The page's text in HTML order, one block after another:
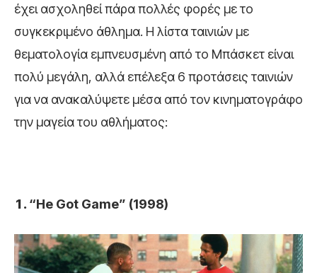
έχει ασχοληθεί πάρα πολλές φορές με το
συγκεκριμένο άθλημα. Η λίστα ταινιών με
θεματολογία εμπνευσμένη από το Μπάσκετ είναι
πολύ μεγάλη, αλλά επέλεξα 6 προτάσεις ταινιών
για να ανακαλύψετε μέσα από τον κινηματογράφο
την μαγεία του αθλήματος:
“He Got Game” (1998)